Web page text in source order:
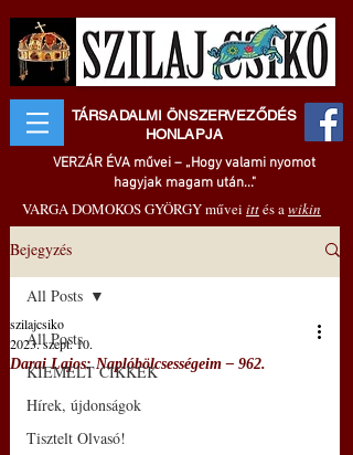
TÁRSADALMI ÖNSZERVEZŐDÉS
HONLAPJA
VERZÁR ÉVA művei – „Hogy valami nyomot
hagyjak magam után..."
VARGA DOMOKOS GYÖRGY művei ittés awikin
Bejegyzés
All Posts
KIEMELT CIKKEK
Hírek, újdonságok
Tisztelt Olvasó!
All Posts
Darai Lajos: Naplóbölcsességeim – 962.
szilajcsiko
2023. szept. 10.